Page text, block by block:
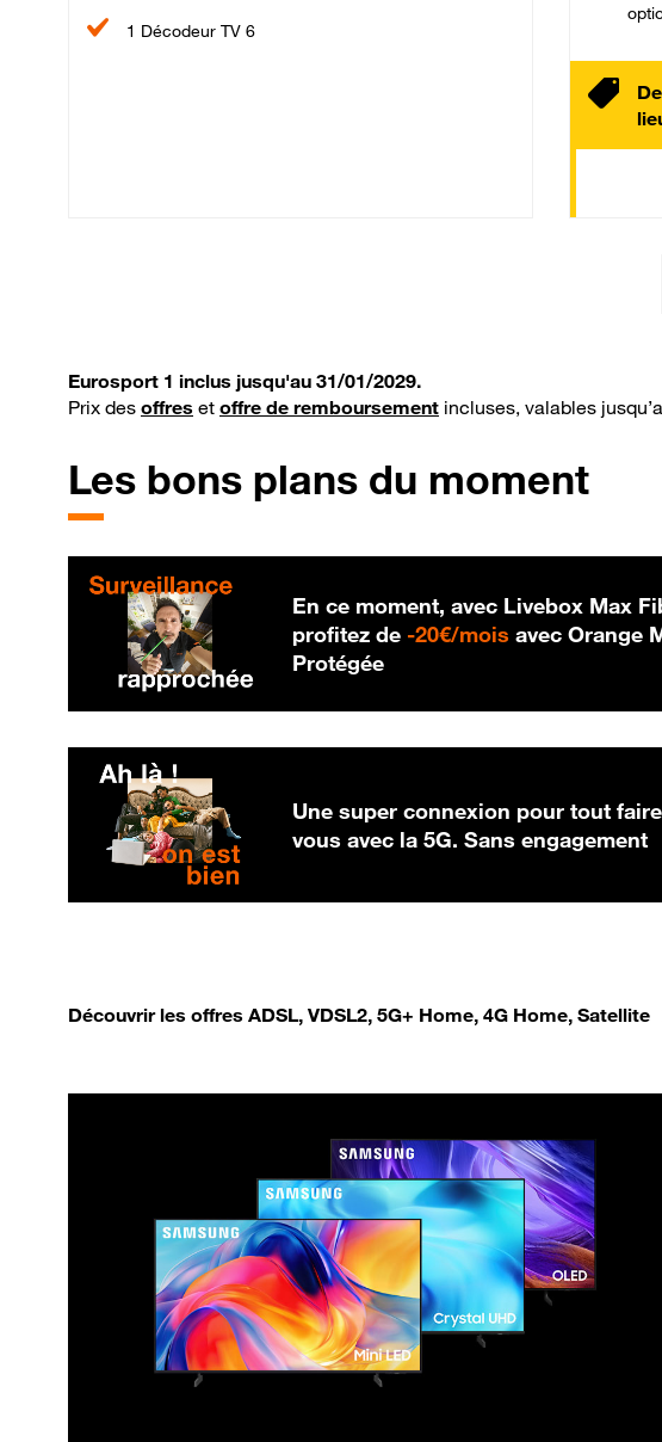
1 Décodeur TV 6
Eurosport 1 inclus jusqu'au 31/01/2029.
Prix des offres et offre de remboursement incluses, valables
Les bons plans du moment
En ce moment, avec Livebox Max
profitez de -20€/mois 20 € par mois
avec Orange
Protégée
Une super connexion pour tout
vous avec la 5G. Sans engagement
Découvrir les offres ADSL, VDSL2, 5G+ Home, 4G Home, Satellite